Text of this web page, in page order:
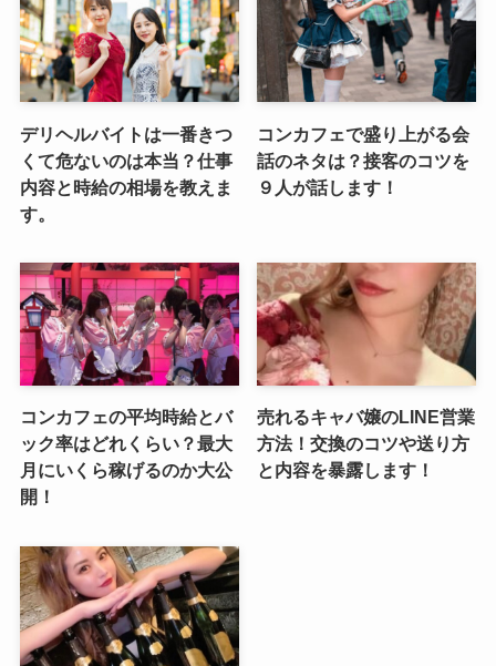
デリヘルバイトは一番きつ
くて危ないのは本当？仕事
内容と時給の相場を教えま
す。
コンカフェで盛り上がる会
話のネタは？接客のコツを
９人が話します！
コンカフェの平均時給とバ
ック率はどれくらい？最大
月にいくら稼げるのか大公
開！
売れるキャバ嬢のLINE営業
方法！交換のコツや送り方
と内容を暴露します！